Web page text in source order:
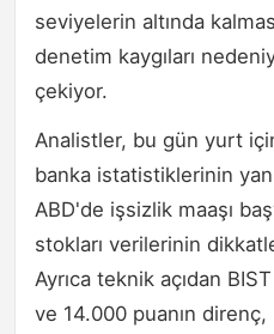
seviyelerin altında
denetim kaygıları
çekiyor.
Analistler, bu gün yurt
banka istatistiklerinin
ABD'de işsizlik maaşı
stokları verilerinin
Ayrıca teknik açıdan
ve 14.000 puanın